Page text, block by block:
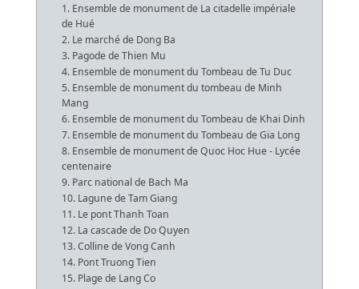
1. Ensemble de monument de La citadelle impériale
de Hué
2. Le marché de Dong Ba
3. Pagode de Thien Mu
4. Ensemble de monument du Tombeau de Tu Duc
5. Ensemble de monument du tombeau de Minh
Mang
6. Ensemble de monument du Tombeau de Khai Dinh
7. Ensemble de monument du Tombeau de Gia Long
8. Ensemble de monument de Quoc Hoc Hue - Lycée
centenaire
9. Parc national de Bach Ma
10. Lagune de Tam Giang
11. Le pont Thanh Toan
12. La cascade de Do Quyen
13. Colline de Vong Canh
14. Pont Truong Tien
15. Plage de Lang Co